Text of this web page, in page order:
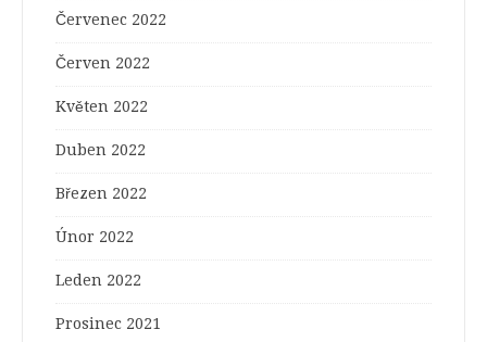
Červenec 2022
Červen 2022
Květen 2022
Duben 2022
Březen 2022
Únor 2022
Leden 2022
Prosinec 2021